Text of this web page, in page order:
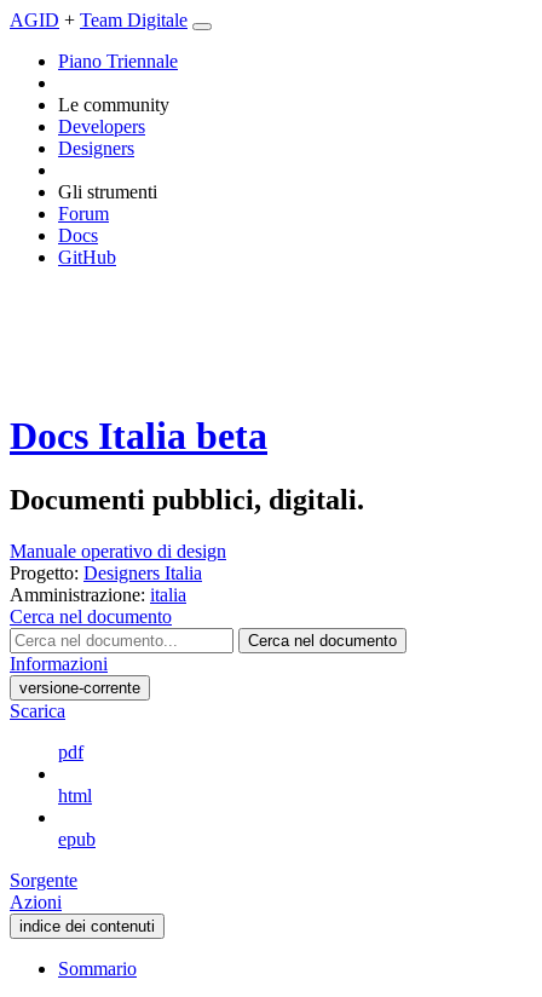
AGID + Team Digitale
Piano Triennale
Le community
Developers
Designers
Gli strumenti
Forum
Docs
GitHub
Docs Italia beta
Documenti pubblici, digitali.
Manuale operativo di design
Progetto: Designers Italia
Amministrazione: italia
Cerca nel documento
Cerca nel documento
Informazioni
versione-corrente
Scarica
pdf
html
epub
Sorgente
Azioni
indice dei contenuti
Sommario